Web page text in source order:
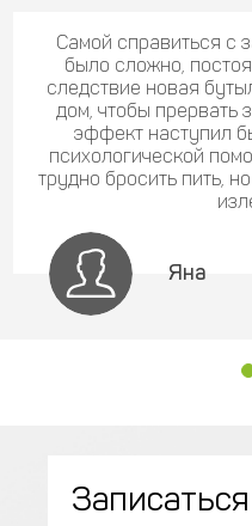
Самой справиться с
было сложно,
следствие новая
дом, чтобы прервать
эффект наступил
психологической
трудно бросить пить,
Яна